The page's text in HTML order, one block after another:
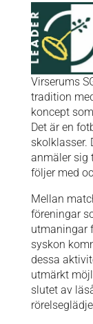
Virserums
tradition
koncept
Det är en
skolklasser.
anmäler sig
följer med
Mellan
föreningar
utmaningar
syskon
dessa
utmärkt
slutet av